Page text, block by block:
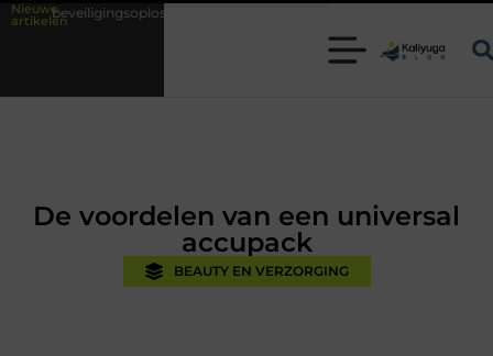
Nieuwe
artikelen met kennis uit de praktijk
De voordelen van een universal
accupack
BEAUTY EN VERZORGING